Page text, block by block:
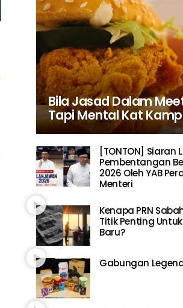
Bila Jasad Dalam
Tapi Mental Kat
[TONTON] Siaran
Pembentangan
2026 Oleh YAB
Menteri
Kenapa PRN
Titik Penting
Baru?
Gabungan